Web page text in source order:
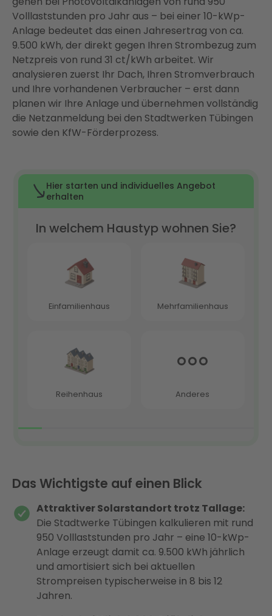
Anlage mit Enter
Fazit: Photovoltaik in Tübingen lohnt sich – wenn
die Planung stimmt
FAQ
Volllaststunden pro Jahr aus – bei einer 10-kWp-
Anlage bedeutet das einen Jahresertrag von ca.
9.500 kWh, der direkt gegen Ihren Strombezug zum
Netzpreis von rund 31 ct/kWh arbeitet. Wir
analysieren zuerst Ihr Dach, Ihren Stromverbrauch
und Ihre vorhandenen Verbraucher – erst dann
planen wir Ihre Anlage und übernehmen vollständig
die Netzanmeldung bei den Stadtwerken Tübingen
sowie den KfW-Förderprozess.
Das Wichtigste auf einen Blick
Attraktiver Solarstandort trotz Tallage:
Die Stadtwerke Tübingen kalkulieren mit rund
950 Volllaststunden pro Jahr – eine 10-kWp-
Anlage erzeugt damit ca. 9.500 kWh jährlich
und amortisiert sich bei aktuellen
Strompreisen typischerweise in 8 bis 12
Jahren.